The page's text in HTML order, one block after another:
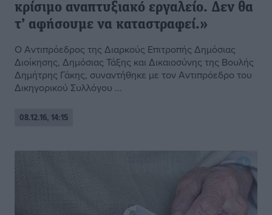
κρίσιμο αναπτυξιακό εργαλείο. Δεν θα
τ’ αφήσουμε να καταστραφεί.»
Ο Αντιπρόεδρος της Διαρκούς Επιτροπής Δημόσιας
Διοίκησης, Δημόσιας Τάξης και Δικαιοσύνης της Βουλής
Δημήτρης Γάκης, συναντήθηκε με τον Αντιπρόεδρο του
Δικηγορικού Συλλόγου ...
08.12.16, 14:15